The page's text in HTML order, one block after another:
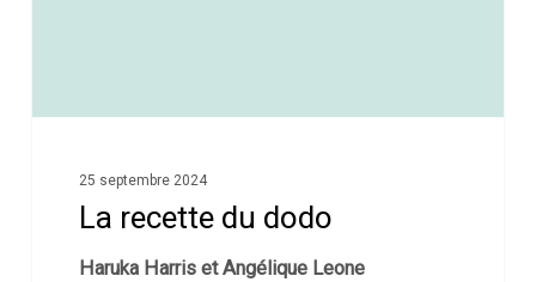
25 septembre 2024
La recette du dodo
Haruka Harris et Angélique Leone